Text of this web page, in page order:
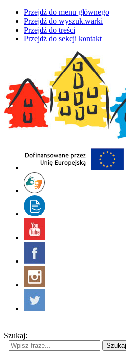
Przejdź do menu głównego
Przejdź do wyszukiwarki
Przejdź do treści
Przejdź do sekcji kontakt
Szukaj:
Szukaj